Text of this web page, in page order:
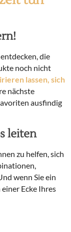
die
noch nicht
lassen, sich
nächste
ausfindig
leiten
zu helfen, sich
wenn Sie ein
Ecke Ihres